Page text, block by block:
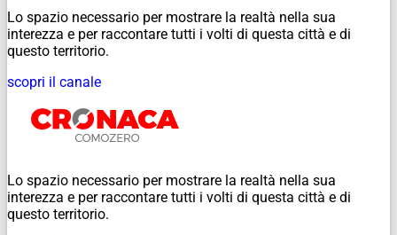
Lo spazio necessario per mostrare la realtà nella sua
interezza e per raccontare tutti i volti di questa città e di
questo territorio.
scopri il canale
Lo spazio necessario per mostrare la realtà nella sua
interezza e per raccontare tutti i volti di questa città e di
questo territorio.